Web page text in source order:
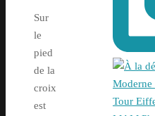
Sur
le
pied
de la
croix
est